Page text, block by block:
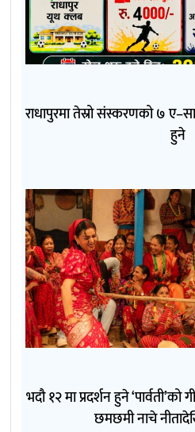
राधापुरमा तेस्रो संस्करणको ७
हुने
भदौ १२ मा प्रदर्शन हुने
छमछमी नाचे